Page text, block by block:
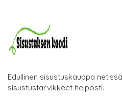
Edullinen sisustuskauppa
sisustustarvikkeet helposti.